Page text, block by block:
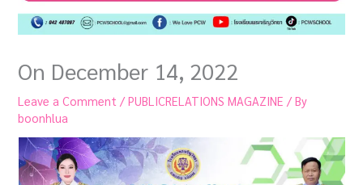
On December 14, 2022
Leave a Comment /PUBLICRELATIONS MAGAZINE / By
boonhlua